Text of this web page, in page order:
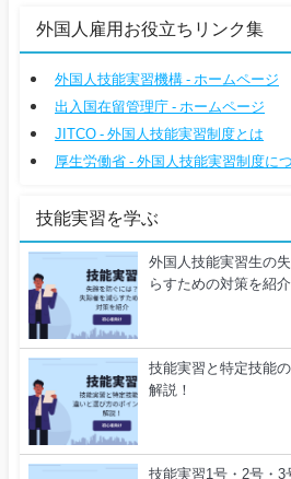
外国人雇用お役立ちリンク集
外国人技能実習機構 - ホームページ
出入国在留管理庁 - ホームページ
JITCO - 外国人技能実習制度とは
厚生労働省 - 外国人技能実習制度に
技能実習を学ぶ
外国人技能実習生の
らすための対策を紹介
技能実習と特定技能
解説！
技能実習1号・2号・